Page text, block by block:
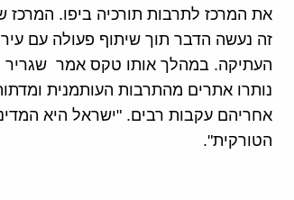
את המרכז לתרבות תורכיה ביפו.
זה נעשה הדבר תוך שיתוף פעולה עם
העתיקה. במהלך אותו טקס אמר שגריר
אחריהם עקבות רבים. "ישראל היא
הטורקית".